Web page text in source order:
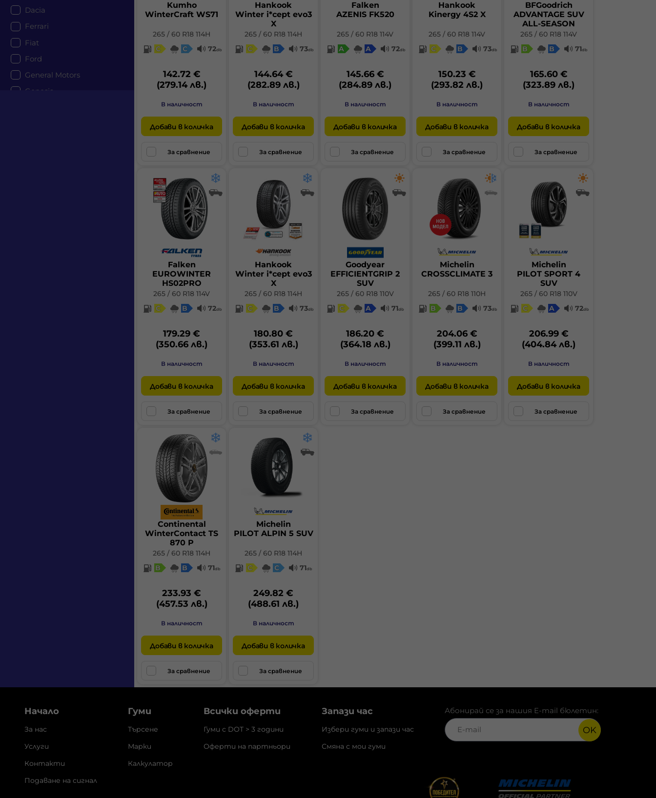
Dacia
Ferrari
Fiat
Ford
General Motors
Genesis
Kumho
WinterCraft WS71
265 / 60 R18 114H
C
C 72db
142.72 €
(279.14 лв.)
В наличност
Добави в количка
За сравнение
Hankook
Winter i*cept evo3
X
265 / 60 R18 114H
C
B 73db
144.64 €
(282.89 лв.)
В наличност
Добави в количка
За сравнение
Falken
AZENIS FK520
265 / 60 R18 114V
A
A 72db
145.66 €
(284.89 лв.)
В наличност
Добави в количка
За сравнение
Hankook
Kinergy 4S2 X
265 / 60 R18 114V
C
B 73db
150.23 €
(293.82 лв.)
В наличност
Добави в количка
За сравнение
BFGoodrich
ADVANTAGE SUV
ALL-SEASON
265 / 60 R18 114V
B
B 71db
165.60 €
(323.89 лв.)
В наличност
Добави в количка
За сравнение
Falken
EUROWINTER
HS02PRO
265 / 60 R18 114V
C
B 72db
179.29 €
(350.66 лв.)
В наличност
Добави в количка
За сравнение
Hankook
Winter i*cept evo3
X
265 / 60 R18 114H
C
B 73db
180.80 €
(353.61 лв.)
В наличност
Добави в количка
За сравнение
Goodyear
EFFICIENTGRIP 2
SUV
265 / 60 R18 110V
C
A 71db
186.20 €
(364.18 лв.)
В наличност
Добави в количка
За сравнение
Michelin
CROSSCLIMATE 3
265 / 60 R18 110H
B
B 73db
204.06 €
(399.11 лв.)
В наличност
Добави в количка
За сравнение
Michelin
PILOT SPORT 4
SUV
265 / 60 R18 110V
C
A 72db
206.99 €
(404.84 лв.)
В наличност
Добави в количка
За сравнение
Continental
WinterContact TS
870 P
265 / 60 R18 114H
B
B 71db
233.93 €
(457.53 лв.)
В наличност
Добави в количка
За сравнение
Michelin
PILOT ALPIN 5 SUV
265 / 60 R18 114H
C
C 71db
249.82 €
(488.61 лв.)
В наличност
Добави в количка
За сравнение
Начало
За нас
Услуги
Контакти
Подаване на сигнал
Гуми
Търсене
Марки
Калкулатор
Всички оферти
Гуми с DOT > 3 години
Оферти на партньори
Запази час
Избери гуми и запази час
Смяна с мои гуми
Абонирай се за нашия E-mail бюлетин:
OK